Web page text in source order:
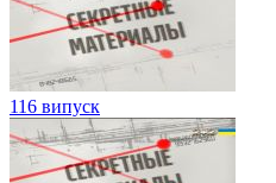
116 випуск